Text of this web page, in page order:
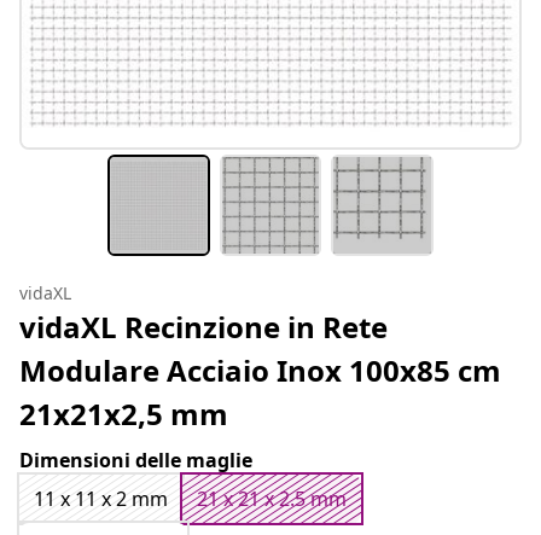
vidaXL
vidaXL Recinzione in Rete
Modulare Acciaio Inox 100x85 cm
21x21x2,5 mm
Dimensioni delle maglie
11 x 11 x 2 mm
21 x 21 x 2.5 mm